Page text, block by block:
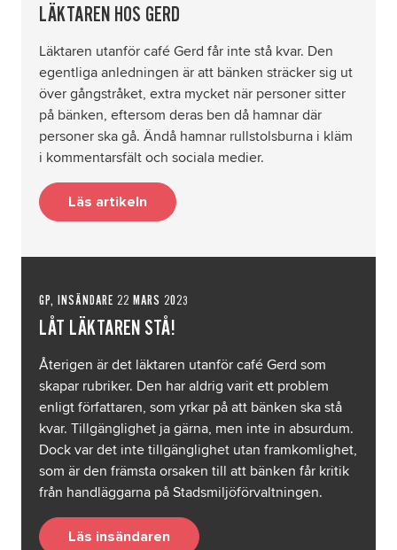
LÄKTAREN HOS GERD
Läktaren utanför café Gerd får inte stå kvar. Den
egentliga anledningen är att bänken sträcker sig ut
över gångstråket, extra mycket när personer sitter
på bänken, eftersom deras ben då hamnar där
personer ska gå. Ändå hamnar rullstolsburna i kläm
i kommentarsfält och sociala medier.
Läs artikeln
GP, INSÄNDARE 22 MARS 2023
LÅT LÄKTAREN STÅ!
Återigen är det läktaren utanför café Gerd som
skapar rubriker. Den har aldrig varit ett problem
enligt författaren, som yrkar på att bänken ska stå
kvar. Tillgänglighet ja gärna, men inte in absurdum.
Dock var det inte tillgänglighet utan framkomlighet,
som är den främsta orsaken till att bänken får kritik
från handläggarna på Stadsmiljöförvaltningen.
Läs insändaren